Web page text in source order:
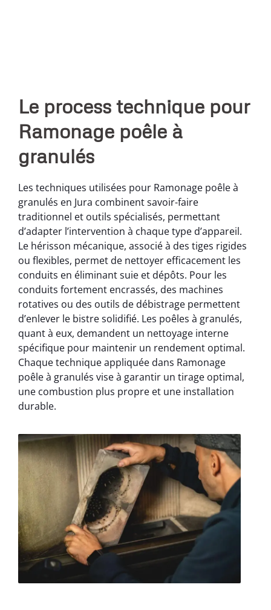
Le process technique pour
Ramonage poêle à
granulés
Les techniques utilisées pour Ramonage poêle à
granulés en Jura combinent savoir-faire
traditionnel et outils spécialisés, permettant
d’adapter l’intervention à chaque type d’appareil.
Le hérisson mécanique, associé à des tiges rigides
ou flexibles, permet de nettoyer efficacement les
conduits en éliminant suie et dépôts. Pour les
conduits fortement encrassés, des machines
rotatives ou des outils de débistrage permettent
d’enlever le bistre solidifié. Les poêles à granulés,
quant à eux, demandent un nettoyage interne
spécifique pour maintenir un rendement optimal.
Chaque technique appliquée dans Ramonage
poêle à granulés vise à garantir un tirage optimal,
une combustion plus propre et une installation
durable.